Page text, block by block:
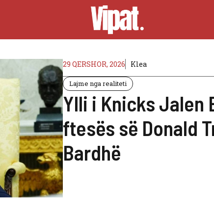
29 QERSHOR, 2026 Klea
Lajme nga realiteti
Ylli i Knicks Jalen
ftesës së Donald
Bardhë